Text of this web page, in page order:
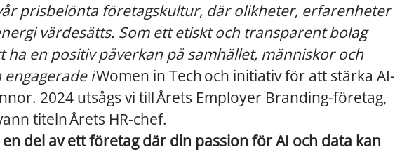
prisbelönta företagskultur, där olikheter, erfarenheter
värdesätts. Som ett etiskt och transparent bolag
ha en positiv påverkan på samhället, människor och
engagerade iWomen in Tech och initiativ för att stärka AI-
2024 utsågs vi till Årets Employer Branding-företag,
titeln Årets HR-chef.
del av ett företag där din passion för AI och data kan